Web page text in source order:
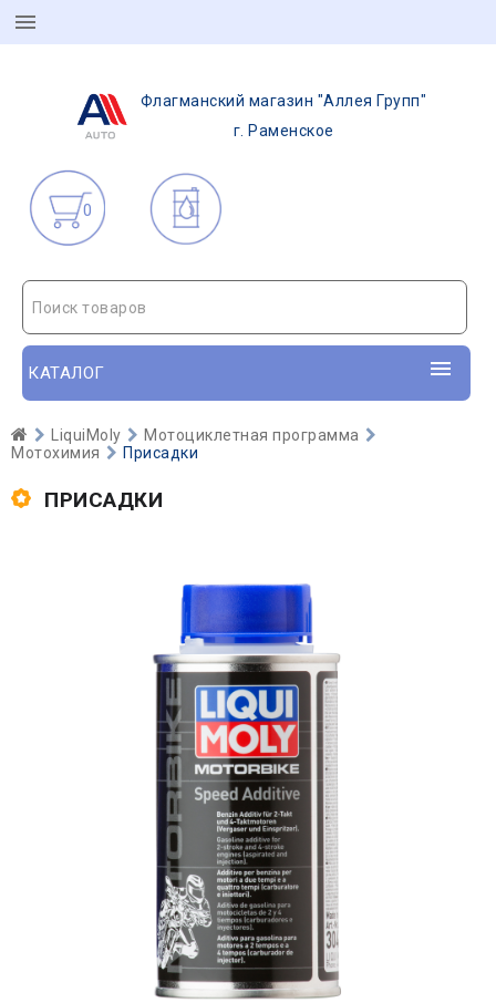
Флагманский магазин "Аллея Групп"
г. Раменское
0
Поиск товаров
КАТАЛОГ
LiquiMoly
Мотоциклетная программа
Мотохимия
Присадки
ПРИСАДКИ